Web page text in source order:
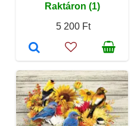
Raktáron (1)
5 200 Ft